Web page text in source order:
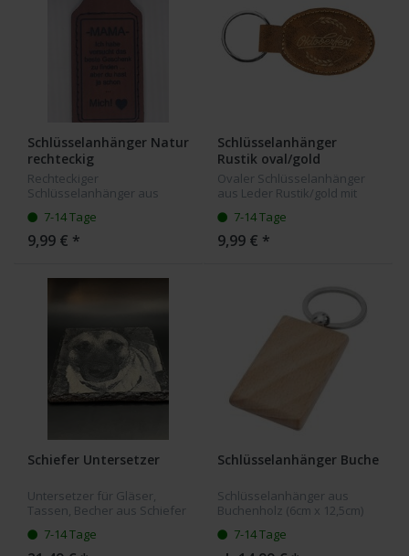
Schlüsselanhänger Natur
rechteckig
Rechteckiger
Schlüsselanhänger aus
Gravur
7-14 Tage
9,99 € *
Schlüsselanhänger
Rustik oval/gold
Ovaler Schlüsselanhänger
aus Leder Rustik/gold mit
7-14 Tage
9,99 € *
Schiefer Untersetzer
Untersetzer für Gläser,
Tassen, Becher aus Schiefer
Untersetzer haben eine
7-14 Tage
Schlüsselanhänger Buche
Schlüsselanhänger aus
Buchenholz (6cm x 12,5cm)
abgebildete Gravur der
7-14 Tage